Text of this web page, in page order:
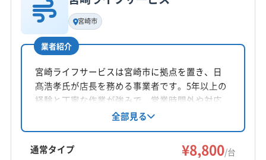
基本情報
代表者名
尾之上良
所在地
鹿児島県曽於市末吉町二之方5694-7
対応地域
鹿屋市 垂水市
姶良郡湧水町
肝属郡肝付町
肝属郡錦江町
肝属郡東串良町
曽於郡大崎町
宮崎市
業者紹介
宮崎ライフサービスは宮崎市に拠点を置き、日
髙浩孝氏が店長を務める事業者です。5年以上の
経験と丁寧な作業が強みで、営業時間外や対応
地域外でも柔軟に対応可能。汚れに応じた洗剤
を使用し、エアコンを丁寧にクリーニングしま
す。防カビ・抗菌コーティングも好評です。
全部見る
通常タイプ ¥8,800/台